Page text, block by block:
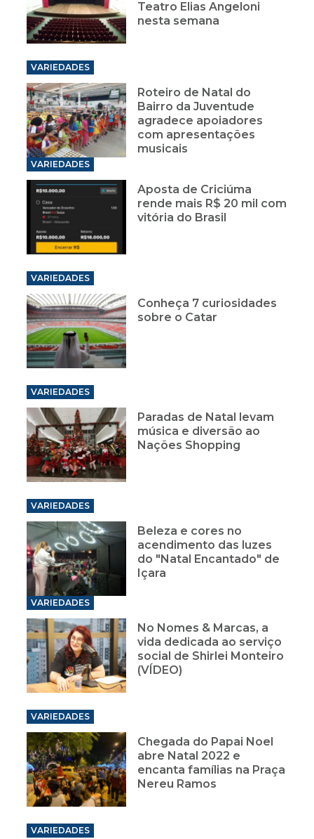
Teatro Elias Angeloni
nesta semana
VARIEDADES
Roteiro de Natal do
Bairro da Juventude
agradece apoiadores
com apresentações
musicais
VARIEDADES
Aposta de Criciúma
rende mais R$ 20 mil com
vitória do Brasil
VARIEDADES
Conheça 7 curiosidades
sobre o Catar
VARIEDADES
Paradas de Natal levam
música e diversão ao
Nações Shopping
VARIEDADES
Beleza e cores no
acendimento das luzes
do "Natal Encantado" de
Içara
VARIEDADES
No Nomes & Marcas, a
vida dedicada ao serviço
social de Shirlei Monteiro
(VÍDEO)
VARIEDADES
Chegada do Papai Noel
abre Natal 2022 e
encanta famílias na Praça
Nereu Ramos
VARIEDADES